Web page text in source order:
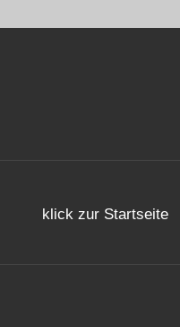
klick zur Startseite